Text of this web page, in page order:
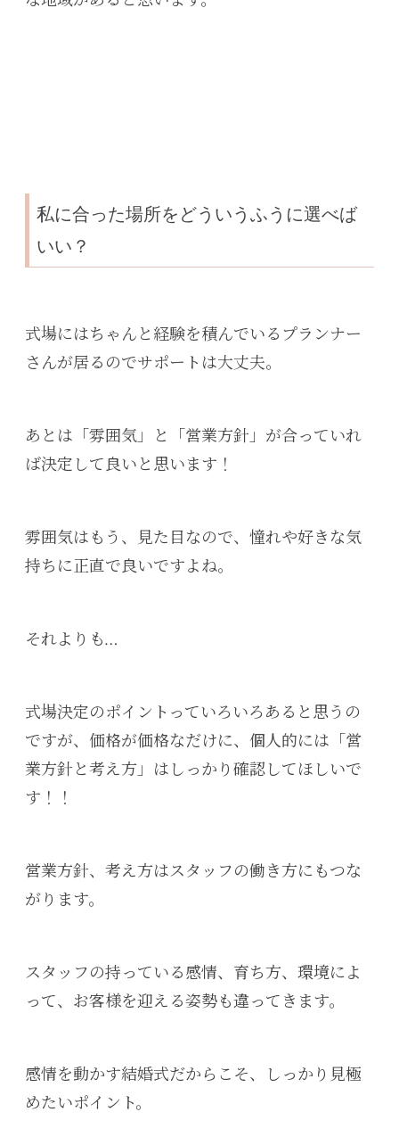
私に合った場所をどういうふうに選べば
いい？
式場にはちゃんと経験を積んでいるプランナー
さんが居るのでサポートは大丈夫。
あとは「雰囲気」と「営業方針」が合っていれ
ば決定して良いと思います！
雰囲気はもう、見た目なので、憧れや好きな気
持ちに正直で良いですよね。
それよりも…
式場決定のポイントっていろいろあると思うの
ですが、価格が価格なだけに、個人的には「営
業方針と考え方」はしっかり確認してほしいで
す！！
営業方針、考え方はスタッフの働き方にもつな
がります。
スタッフの持っている感情、育ち方、環境によ
って、お客様を迎える姿勢も違ってきます。
感情を動かす結婚式だからこそ、しっかり見極
めたいポイント。